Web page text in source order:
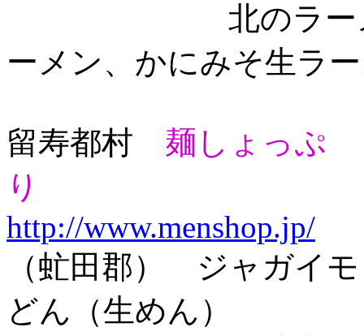
北のラーメン三
ーメン、かにみそ生ラ
留寿都村 麺しょっぷ
り
http://www.menshop.jp/
（虻田郡） ジャガイ
どん（生めん）